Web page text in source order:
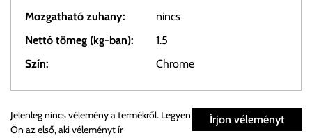
Mozgatható zuhany:
nincs
Nettó tömeg (kg-ban):
1.5
Szín:
Chrome
Személyes átvétel:
Írjon véleményt
Jelenleg nincs vélemény a termékről. Legyen
Ön az első, aki véleményt ír